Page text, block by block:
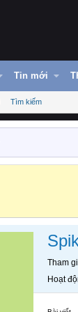
Tin mới
Tìm kiếm
Tham
Hoạt